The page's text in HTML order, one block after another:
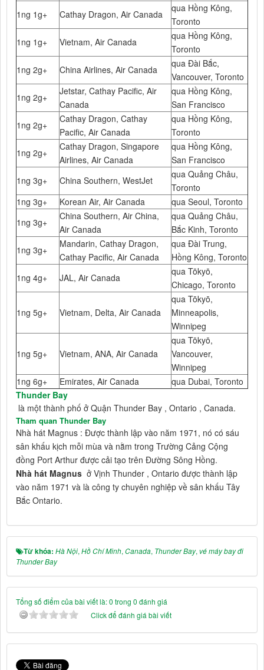
1ng 1g+
Cathay Dragon, Air Canada
qua Hồng Kông,
Toronto
1ng 1g+
Vietnam, Air Canada
qua Hồng Kông,
Toronto
1ng 2g+
China Airlines, Air Canada
qua Đài Bắc,
Vancouver, Toronto
1ng 2g+
Jetstar, Cathay Pacific, Air
Canada
qua Hồng Kông,
San Francisco
1ng 2g+
Cathay Dragon, Cathay
Pacific, Air Canada
qua Hồng Kông,
Toronto
1ng 2g+
Cathay Dragon, Singapore
Airlines, Air Canada
qua Hồng Kông,
San Francisco
1ng 3g+
China Southern, WestJet
qua Quảng Châu,
Toronto
1ng 3g+
Korean Air, Air Canada
qua Seoul, Toronto
1ng 3g+
China Southern, Air China,
Air Canada
qua Quảng Châu,
Bắc Kinh, Toronto
1ng 3g+
Mandarin, Cathay Dragon,
Cathay Pacific, Air Canada
qua Đài Trung,
Hồng Kông, Toronto
1ng 4g+
JAL, Air Canada
qua Tōkyō,
Chicago, Toronto
1ng 5g+ Vietnam, Delta, Air Canada
qua Tōkyō,
Minneapolis,
Winnipeg
1ng 5g+ Vietnam, ANA, Air Canada
qua Tōkyō,
Vancouver,
Winnipeg
1ng 6g+
Emirates, Air Canada
qua Dubai, Toronto
Thunder Bay
là một thành phố ở Quận Thunder Bay , Ontario , Canada.
Tham quan Thunder Bay
Nhà hát Magnus : Được thành lập vào năm 1971, nó có sáu
sân khấu kịch mỗi mùa và nằm trong Trường Cảng Cộng
đồng Port Arthur được cải tạo trên Đường Sông Hồng.
Nhà hát Magnus ở Vịnh Thunder , Ontario được thành lập
vào năm 1971 và là công ty chuyên nghiệp về sân khấu Tây
Bắc Ontario.
Từ khóa: Hà Nội, Hồ Chí Minh, Canada, Thunder Bay, vé máy bay đi
Thunder Bay
Tổng số điểm của bài viết là: 0 trong 0 đánh giá
Click để đánh giá bài viết